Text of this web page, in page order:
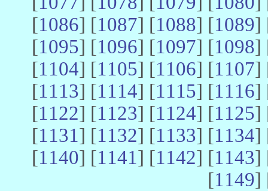
[1086] [1087] [1088] [1089]
[1095] [1096] [1097] [1098]
[1104] [1105] [1106] [1107]
[1113] [1114] [1115] [1116]
[1122] [1123] [1124] [1125]
[1131] [1132] [1133] [1134]
[1140] [1141] [1142] [1143]
[1149]